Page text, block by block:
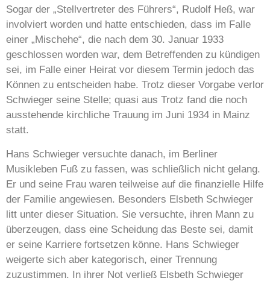
Sogar der „Stellvertreter des Führers“, Rudolf Heß, war
involviert worden und hatte entschieden, dass im Falle
einer „Mischehe“, die nach dem 30. Januar 1933
geschlossen worden war, dem Betreffenden zu kündigen
sei, im Falle einer Heirat vor diesem Termin jedoch das
Können zu entscheiden habe. Trotz dieser Vorgabe verlor
Schwieger seine Stelle; quasi aus Trotz fand die noch
ausstehende kirchliche Trauung im Juni 1934 in Mainz
statt.
Hans Schwieger versuchte danach, im Berliner
Musikleben Fuß zu fassen, was schließlich nicht gelang.
Er und seine Frau waren teilweise auf die finanzielle Hilfe
der Familie angewiesen. Besonders Elsbeth Schwieger
litt unter dieser Situation. Sie versuchte, ihren Mann zu
überzeugen, dass eine Scheidung das Beste sei, damit
er seine Karriere fortsetzen könne. Hans Schwieger
weigerte sich aber kategorisch, einer Trennung
zuzustimmen. In ihrer Not verließ Elsbeth Schwieger